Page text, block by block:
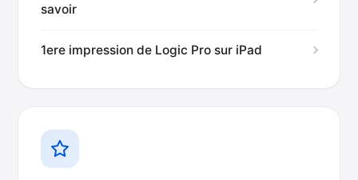
savoir
1ere impression de Logic Pro sur iPad